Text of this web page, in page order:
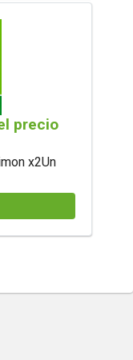
precio
x2Un